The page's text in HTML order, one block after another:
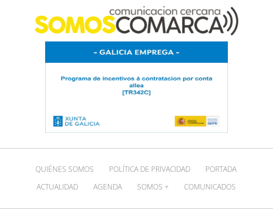
QUIÉNES SOMOS POLÍTICA DE PRIVACIDAD
PORTADA
ACTUALIDAD
AGENDA SOMOS + COMUNICADOS